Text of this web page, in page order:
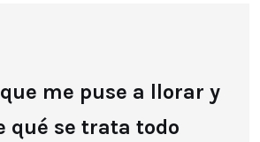
me puse a llorar y
qué se trata todo